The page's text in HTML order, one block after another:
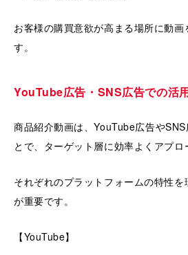
お客様の購買意欲が高まる場所に動
す。
YouTube広告・SNS広告での活
商品紹介動画は、YouTube広告や
とで、ターゲット層に効率よくアプロ
それぞれのプラットフォームの特性を
が重要です。
【YouTube】